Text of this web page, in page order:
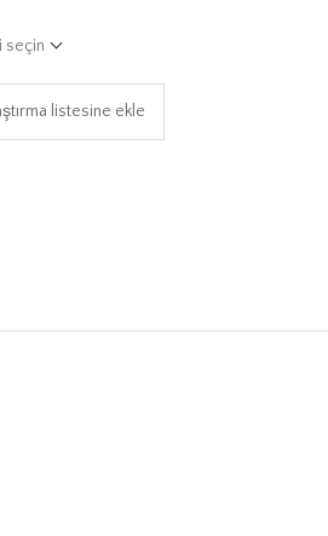
seçin
listesine ekle